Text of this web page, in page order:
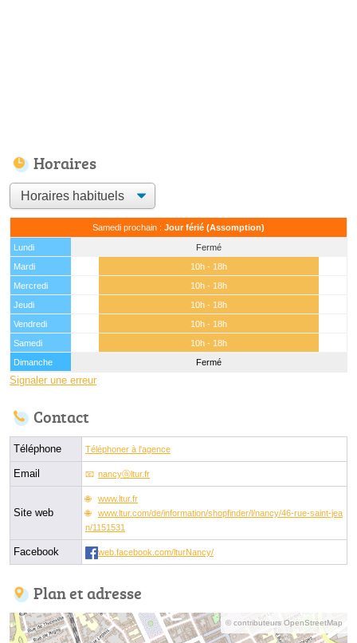
Horaires
Samedi prochain : Jour férié (Assomption)
Lundi
Fermé
Mardi
10h - 18h
Mercredi
10h - 18h
Jeudi
10h - 18h
Vendredi
10h - 18h
Samedi
10h - 18h
Dimanche
Fermé
Signaler une erreur
Contact
Téléphone Téléphoner à l'agence
Email nancyⓐltur.fr
Site web
www.ltur.fr
www.ltur.com/de/information/shopfinder/l/nancy/46-rue-saint-jea
n/1151531
Facebook web.facebook.com/lturNancy/
Plan et adresse
© contributeurs OpenStreetMap